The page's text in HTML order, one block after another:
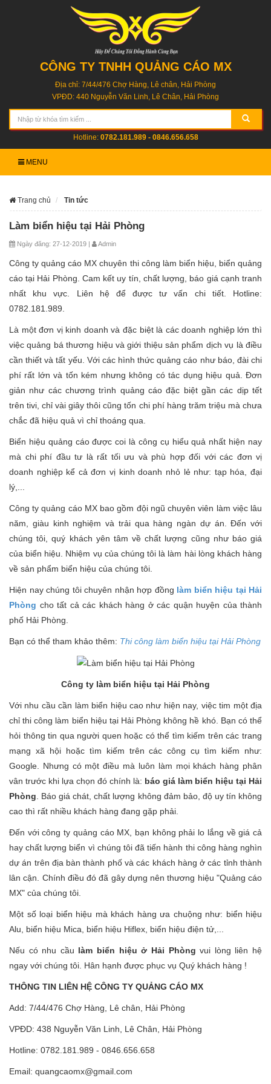
CÔNG TY TNHH QUẢNG CÁO MX
Địa chỉ: 7/44/476 Chợ Hàng, Lê chân, Hải Phòng
VPĐD: 440 Nguyễn Văn Linh, Lê Chân, Hải Phòng
Hotline: 0782.181.989 - 0846.656.658
MENU
Trang chủ Tin tức
Làm biển hiệu tại Hải Phòng
Ngày đăng: 27-12-2019 | Admin
Công ty quảng cáo MX chuyên thi công làm biển hiệu, biển quảng
cáo tại Hải Phòng. Cam kết uy tín, chất lượng, báo giá cạnh tranh
nhất khu vực. Liên hệ để được tư vấn chi tiết. Hotline:
0782.181.989.
Là một đơn vị kinh doanh và đặc biệt là các doanh nghiệp lớn thì
việc quảng bá thương hiệu và giới thiệu sản phẩm dịch vụ là điều
cần thiết và tất yếu. Với các hình thức quảng cáo như báo, đài chi
phí rất lớn và tốn kém nhưng không có tác dụng hiệu quả. Đơn
giản như các chương trình quảng cáo đặc biệt gần các dịp tết
trên tivi, chỉ vài giây thôi cũng tốn chi phí hàng trăm triệu mà chưa
chắc đã hiệu quả vì chỉ thoáng qua.
Biển hiệu quảng cáo được coi là công cụ hiểu quả nhất hiện nay
mà chi phí đầu tư là rất tối ưu và phù hợp đối với các đơn vị
doanh nghiệp kể cả đơn vị kinh doanh nhỏ lẻ như: tạp hóa, đại
lý,...
Công ty quảng cáo MX bao gồm đội ngũ chuyên viên làm việc lâu
năm, giàu kinh nghiệm và trải qua hàng ngàn dự án. Đến với
chúng tôi, quý khách yên tâm về chất lượng cũng như báo giá
của biển hiệu. Nhiệm vụ của chúng tôi là làm hài lòng khách hàng
về sản phẩm biển hiệu của chúng tôi.
Hiện nay chúng tôi chuyên nhận hợp đồng làm biển hiệu tại Hải
Phòng cho tất cả các khách hàng ở các quận huyện của thành
phố Hải Phòng.
Bạn có thể tham khảo thêm: Thi công làm biển hiệu tại Hải Phòng
Công ty làm biển hiệu tại Hải Phòng
Với nhu cầu cần làm biển hiệu cao như hiện nay, việc tim một địa
chỉ thi công làm biển hiệu tại Hải Phòng không hề khó. Bạn có thể
hỏi thông tin qua người quen hoặc có thể tìm kiếm trên các trang
mạng xã hội hoặc tìm kiếm trên các công cụ tìm kiếm như:
Google. Nhưng có một điều mà luôn làm mọi khách hàng phân
vân trước khi lựa chọn đó chính là: báo giá làm biển hiệu tại Hải
Phòng . Báo giá chát, chất lượng không đảm bảo, độ uy tín không
cao thì rất nhiều khách hàng đang gặp phải.
Đến với công ty quảng cáo MX, bạn không phải lo lắng về giá cả
hay chất lượng biển vì chúng tôi đã tiến hành thi công hàng nghìn
dự án trên địa bàn thành phố và các khách hàng ở các tỉnh thành
lân cận. Chính điều đó đã gây dựng nên thương hiệu "Quảng cáo
MX" của chúng tôi.
Một số loại biển hiệu mà khách hàng ưa chuộng như: biển hiệu
Alu, biển hiệu Mica, biển hiệu Hiflex, biển hiệu điện tử,...
Nếu có nhu cầu làm biển hiệu ở Hải Phòng vui lòng liên hệ
ngay với chúng tôi. Hân hạnh được phục vụ Quý khách hàng !
THÔNG TIN LIÊN HỆ CÔNG TY QUẢNG CÁO MX
Add: 7/44/476 Chợ Hàng, Lê chân, Hải Phòng
VPĐD: 438 Nguyễn Văn Linh, Lê Chân, Hải Phòng
Hotline: 0782.181.989 - 0846.656.658
Email: quangcaomx@gmail.com